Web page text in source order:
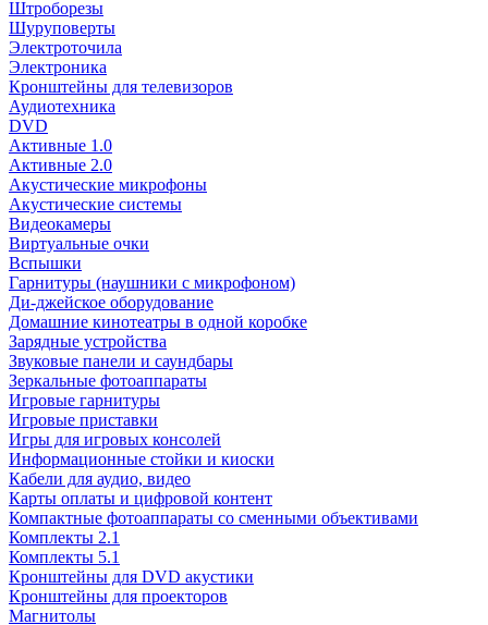
Штроборезы
Шуруповерты
Электроточила
Электроника
Кронштейны для телевизоров
Аудиотехника
DVD
Активные 1.0
Активные 2.0
Акустические микрофоны
Акустические системы
Видеокамеры
Виртуальные очки
Вспышки
Гарнитуры (наушники с микрофоном)
Ди-джейское оборудование
Домашние кинотеатры в одной коробке
Зарядные устройства
Звуковые панели и саундбары
Зеркальные фотоаппараты
Игровые гарнитуры
Игровые приставки
Игры для игровых консолей
Информационные стойки и киоски
Кабели для аудио, видео
Карты оплаты и цифровой контент
Компактные фотоаппараты со сменными объективами
Комплекты 2.1
Комплекты 5.1
Кронштейны для DVD акустики
Кронштейны для проекторов
Магнитолы